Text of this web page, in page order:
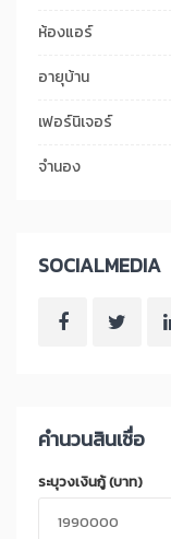
ห้องแอร์
อายุบ้าน
เฟอร์นิเจอร์
จำนอง
SOCIALMEDIA
คำนวนสินเชื่อ
ระบุวงเงินกู้ (บาท)